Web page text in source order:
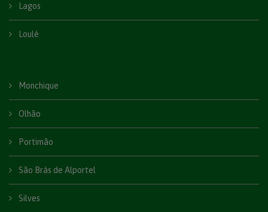
Lagos
Loulé
Monchique
Olhão
Portimão
São Brás de Alportel
Silves